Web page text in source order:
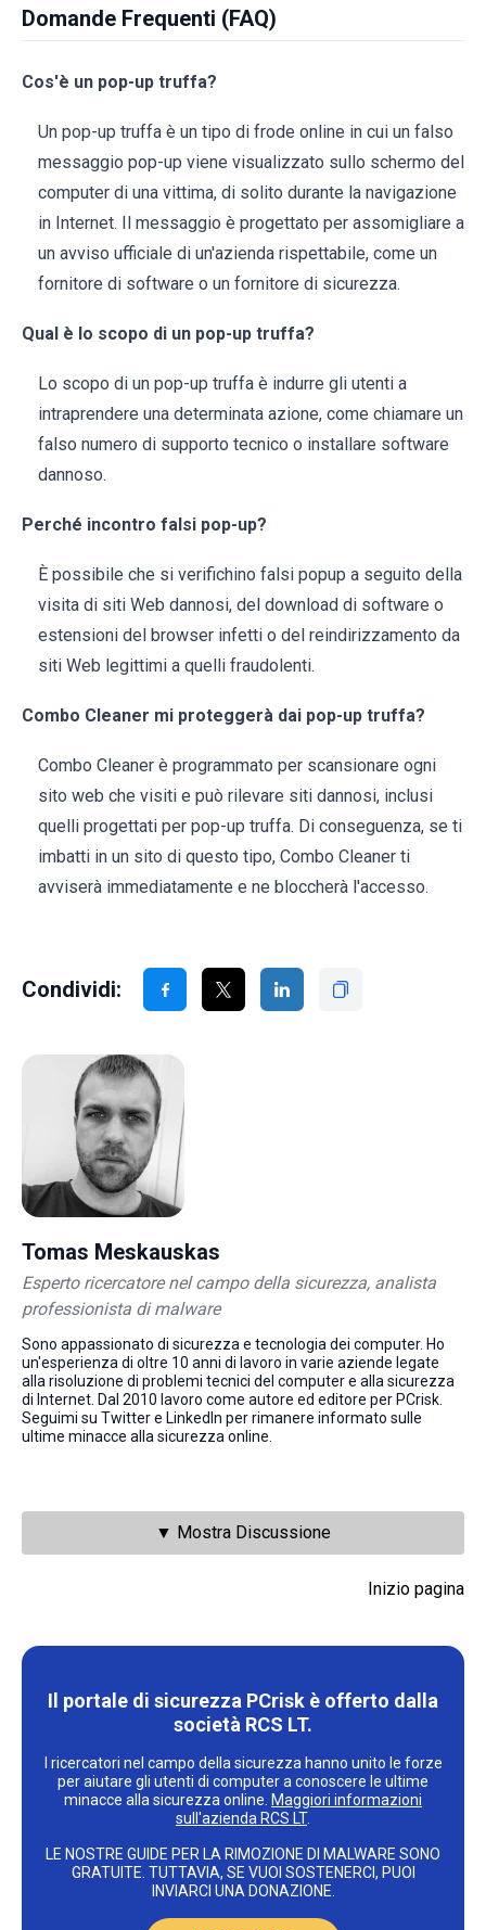
Domande Frequenti (FAQ)
Cos'è un pop-up truffa?
Un pop-up truffa è un tipo di frode online in cui un falso
messaggio pop-up viene visualizzato sullo schermo del
computer di una vittima, di solito durante la navigazione
in Internet. Il messaggio è progettato per assomigliare a
un avviso ufficiale di un'azienda rispettabile, come un
fornitore di software o un fornitore di sicurezza.
Qual è lo scopo di un pop-up truffa?
Lo scopo di un pop-up truffa è indurre gli utenti a
intraprendere una determinata azione, come chiamare un
falso numero di supporto tecnico o installare software
dannoso.
Perché incontro falsi pop-up?
È possibile che si verifichino falsi popup a seguito della
visita di siti Web dannosi, del download di software o
estensioni del browser infetti o del reindirizzamento da
siti Web legittimi a quelli fraudolenti.
Combo Cleaner mi proteggerà dai pop-up truffa?
Combo Cleaner è programmato per scansionare ogni
sito web che visiti e può rilevare siti dannosi, inclusi
quelli progettati per pop-up truffa. Di conseguenza, se ti
imbatti in un sito di questo tipo, Combo Cleaner ti
avviserà immediatamente e ne bloccherà l'accesso.
Condividi:
Tomas Meskauskas
Esperto ricercatore nel campo della sicurezza, analista
professionista di malware
Sono appassionato di sicurezza e tecnologia dei computer. Ho
un'esperienza di oltre 10 anni di lavoro in varie aziende legate
alla risoluzione di problemi tecnici del computer e alla sicurezza
di Internet. Dal 2010 lavoro come autore ed editore per PCrisk.
Seguimi su Twitter e LinkedIn per rimanere informato sulle
ultime minacce alla sicurezza online.
▼ Mostra Discussione
Inizio pagina
Il portale di sicurezza PCrisk è offerto dalla
società RCS LT.
I ricercatori nel campo della sicurezza hanno unito le forze
per aiutare gli utenti di computer a conoscere le ultime
minacce alla sicurezza online. Maggiori informazioni
sull'azienda RCS LT.
LE NOSTRE GUIDE PER LA RIMOZIONE DI MALWARE SONO
GRATUITE. TUTTAVIA, SE VUOI SOSTENERCI, PUOI
INVIARCI UNA DONAZIONE.